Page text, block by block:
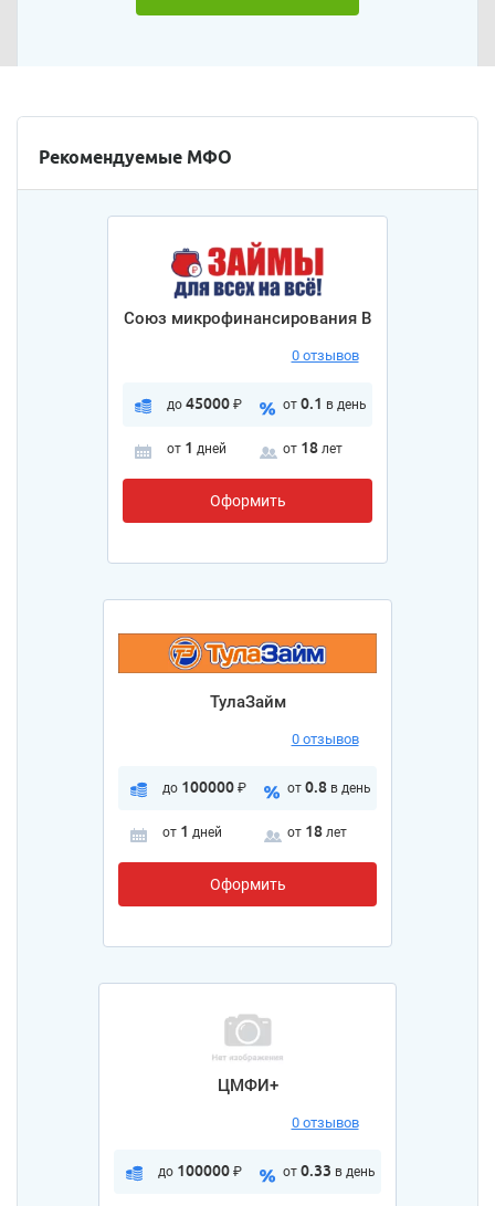
Рекомендуемые МФО
Союз микрофинансирования В
0 отзывов
до 45000 ₽ от 0.1 в день
от 1 дней от 18 лет
Оформить
ТулаЗайм
0 отзывов
до 100000 ₽ от 0.8 в день
от 1 дней от 18 лет
Оформить
ЦМФИ+
0 отзывов
до 100000 ₽ от 0.33 в день